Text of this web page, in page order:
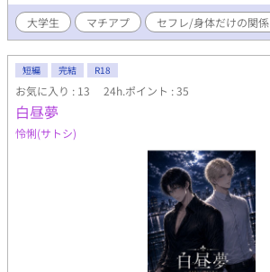
大学生 マチアプ セフレ/身体だけの関係
短編 完結 R18
お気に入り : 13 24h.ポイント : 35
白昼夢
怜悧(サトシ)